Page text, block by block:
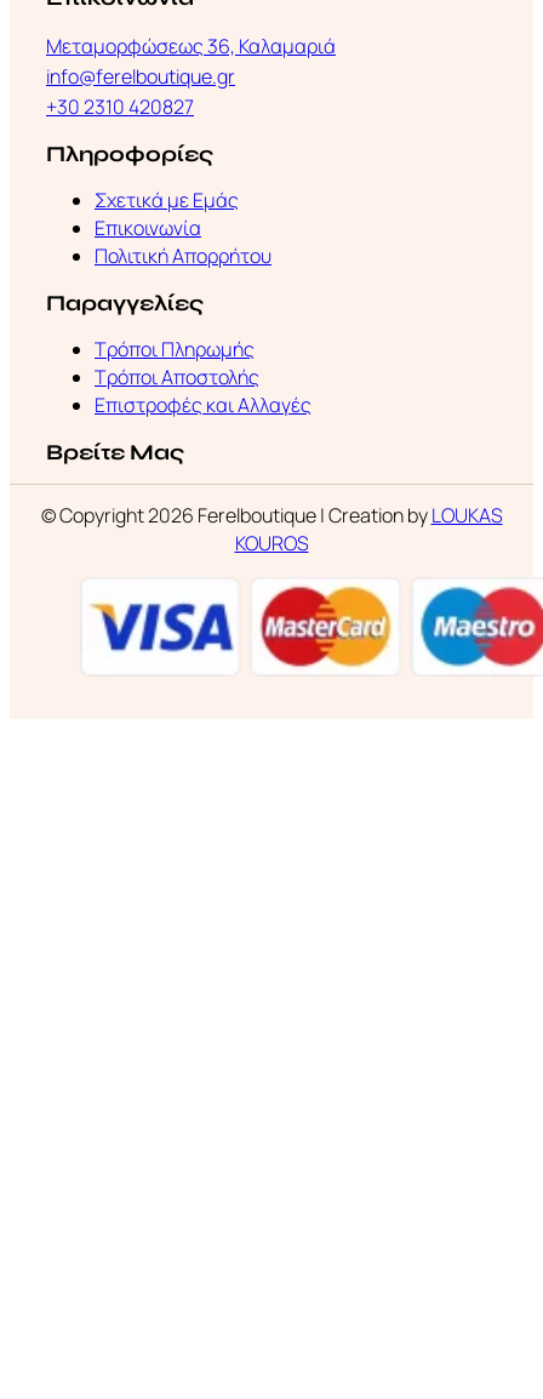
Μεταμορφώσεως 36, Καλαμαριά
info@ferelboutique.gr
+30 2310 420827
Πληροφορίες
Σχετικά με Εμάς
Επικοινωνία
Πολιτική Απορρήτου
Παραγγελίες
Τρόποι Πληρωμής
Τρόποι Αποστολής
Επιστροφές και Αλλαγές
Βρείτε Μας
© Copyright 2026 Ferelboutique | Creation byLOUKAS
KOUROS